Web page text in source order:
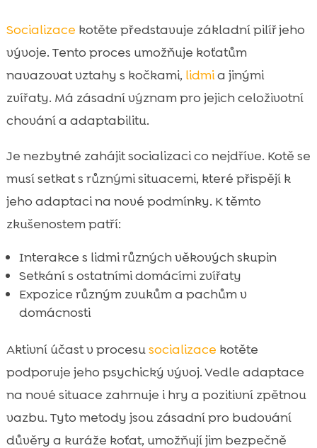
Socializace kotěte představuje základní pilíř jeho
vývoje. Tento proces umožňuje koťatům
navazovat vztahy s kočkami, lidmia jinými
zvířaty. Má zásadní význam pro jejich celoživotní
chování a adaptabilitu.
Je nezbytné zahájit socializaci co nejdříve. Kotě se
musí setkat s různými situacemi, které přispějí k
jeho adaptaci na nové podmínky. K těmto
zkušenostem patří:
Interakce s lidmi různých věkových skupin
Setkání s ostatními domácími zvířaty
Expozice různým zvukům a pachům v
domácnosti
Aktivní účast v procesusocializace kotěte
podporuje jeho psychický vývoj. Vedle adaptace
na nové situace zahrnuje i hry a pozitivní zpětnou
vazbu. Tyto metody jsou zásadní pro budování
důvěry a kuráže koťat, umožňují jim bezpečně